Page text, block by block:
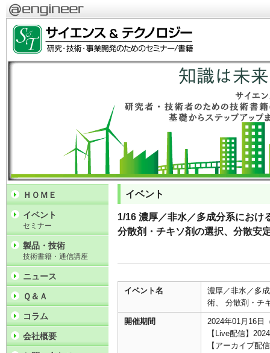
イベント
1/16 濃厚／非水／多成分系におけ
分散剤・チキソ剤の選択、分散安
イベント名
濃厚／非水／多
術、 分散剤・チ
開催期間
2024年01月16日
【Live配信】
【アーカイブ配
ＨＯＭＥ
イベント
セミナー
製品・技術
技術書籍・通信講座
ニュース
Ｑ＆Ａ
コラム
会社概要